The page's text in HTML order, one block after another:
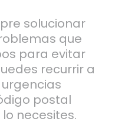
solucionar
que
para evitar
recurrir a
postal
necesites.